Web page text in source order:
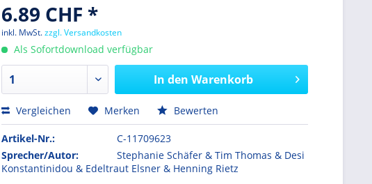
6.89 CHF *
inkl. MwSt.zzgl. Versandkosten
Als Sofortdownload verfügbar
In den Warenkorb
Vergleichen Merken Bewerten
Artikel-Nr.:
C-11709623
Sprecher/Autor:
Stephanie Schäfer & Tim Thomas & Desi
Konstantinidou & Edeltraut Elsner & Henning Rietz